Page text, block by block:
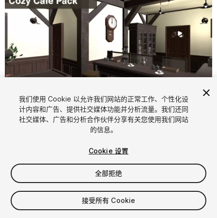
1/7
$15.98
增值税将在结算时计算
我们使用 Cookie 以允许我们网站的正常工作、个性化设
计内容和广告、提供社交媒体功能并分析流量。我们还同
社交媒体、广告和分析合作伙伴分享有关您使用我们网站
的信息。
Cookie 设置
全部拒绝
接受所有 Cookie